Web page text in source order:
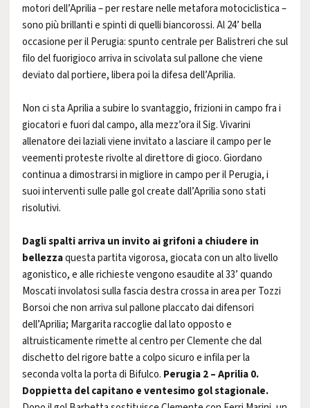
motori dell’Aprilia – per restare nelle metafora motociclistica –
sono più brillanti e spinti di quelli biancorossi. Al 24’ bella
occasione per il Perugia: spunto centrale per Balistreri che sul
filo del fuorigioco arriva in scivolata sul pallone che viene
deviato dal portiere, libera poi la difesa dell’Aprilia.
Non ci sta Aprilia a subire lo svantaggio, frizioni in campo fra i
giocatori e fuori dal campo, alla mezz’ora il Sig. Vivarini
allenatore dei laziali viene invitato a lasciare il campo per le
veementi proteste rivolte al direttore di gioco. Giordano
continua a dimostrarsi in migliore in campo per il Perugia, i
suoi interventi sulle palle gol create dall’Aprilia sono stati
risolutivi.
Dagli spalti arriva un invito ai grifoni a chiudere in
bellezzaquesta partita vigorosa, giocata con un alto livello
agonistico, e alle richieste vengono esaudite al 33’ quando
Moscati involatosi sulla fascia destra crossa in area per Tozzi
Borsoi che non arriva sul pallone placcato dai difensori
dell’Aprilia; Margarita raccoglie dal lato opposto e
altruisticamente rimette al centro per Clemente che dal
dischetto del rigore batte a colpo sicuro e infila per la
seconda volta la porta di Bifulco. Perugia 2 – Aprilia 0.
Doppietta del capitano e ventesimo gol stagionale.